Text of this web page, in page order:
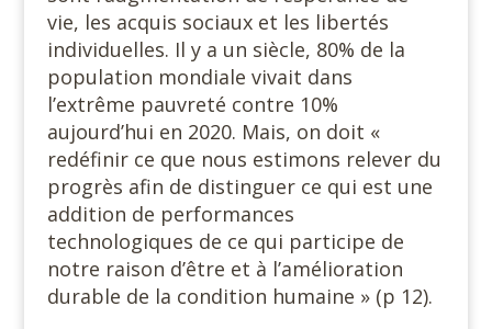
vie, les acquis sociaux et les libertés
individuelles. Il y a un siècle, 80% de la
population mondiale vivait dans
l’extrême pauvreté contre 10%
aujourd’hui en 2020. Mais, on doit «
redéfinir ce que nous estimons relever du
progrès afin de distinguer ce qui est une
addition de performances
technologiques de ce qui participe de
notre raison d’être et à l’amélioration
durable de la condition humaine » (p 12).